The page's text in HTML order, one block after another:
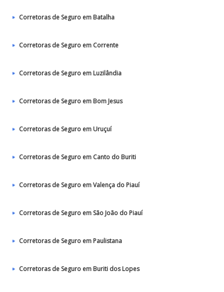
Corretoras de Seguro em Batalha
Corretoras de Seguro em Corrente
Corretoras de Seguro em Luzilândia
Corretoras de Seguro em Bom Jesus
Corretoras de Seguro em Uruçuí
Corretoras de Seguro em Canto do Buriti
Corretoras de Seguro em Valença do Piauí
Corretoras de Seguro em São João do Piauí
Corretoras de Seguro em Paulistana
Corretoras de Seguro em Buriti dos Lopes